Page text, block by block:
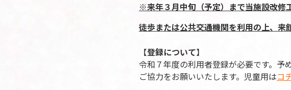
※来年３月中旬（予定）まで当施設改修
徒歩または公共交通機関を利用の上、来
【登録について】
令和７年度の利用者登録が必要です。予
ご協力をお願いいたします。児童用はコ